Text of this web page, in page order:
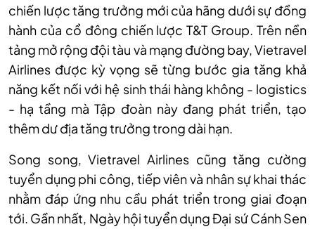
chiến lược tăng trưởng mới của hãng dưới sự đồng
hành của cổ đông chiến lược T&T Group. Trên nền
tảng mở rộng đội tàu và mạng đường bay, Vietravel
Airlines được kỳ vọng sẽ từng bước gia tăng khả
năng kết nối với hệ sinh thái hàng không - logistics
- hạ tầng mà Tập đoàn này đang phát triển, tạo
thêm dư địa tăng trưởng trong dài hạn.
Song song, Vietravel Airlines cũng tăng cường
tuyển dụng phi công, tiếp viên và nhân sự khai thác
nhằm đáp ứng nhu cầu phát triển trong giai đoạn
tới. Gần nhất, Ngày hội tuyển dụng Đại sứ Cánh Sen